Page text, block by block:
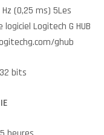
(0,25 ms) 5Les
Logitech G HUB
ghub
bits